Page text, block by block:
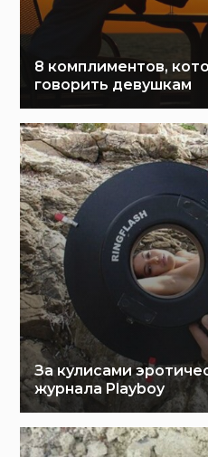
8 комплиментов,
говорить девушкам
За кулисами
журнала Playboy